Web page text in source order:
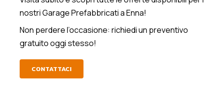
nostri Garage Prefabbricati a Enna!
Non perdere l’occasione: richiedi un preventivo
gratuito oggi stesso!
CONTATTACI